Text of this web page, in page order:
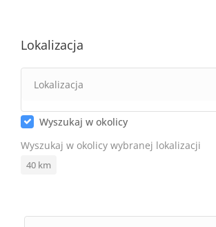
Lokalizacja
Wyszukaj w okolicy
Wyszukaj w okolicy wybranej lokalizacji
40 km